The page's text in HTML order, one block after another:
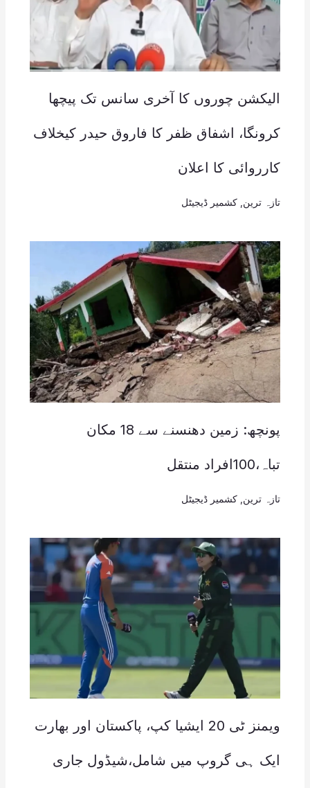
الیکشن چوروں کا آخری سانس تک پیچھا
کرونگا، اشفاق ظفر کا فاروق حیدر کیخلاف
کارروائی کا اعلان
تازہ ترین کشمیر ڈیجیٹل
پونچھ: زمین دھنسنے سے 18 مکان
تباہ،100افراد منتقل
تازہ ترین کشمیر ڈیجیٹل
ویمنز ٹی 20 ایشیا کپ، پاکستان اور بھارت
ایک ہی گروپ میں شامل،شیڈول جاری